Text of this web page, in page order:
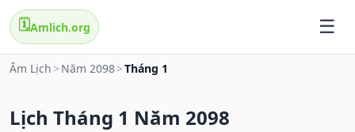
🗓️Amlich.org
Âm Lịch > Năm 2098>Tháng 1
Lịch Tháng 1 Năm 2098